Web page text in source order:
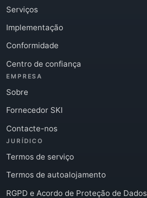
Serviços
Implementação
Conformidade
Centro de confiança
EMPRESA
Sobre
Fornecedor SKI
Contacte-nos
JURÍDICO
Termos de serviço
Termos de autoalojamento
RGPD e Acordo de Proteção de Dados